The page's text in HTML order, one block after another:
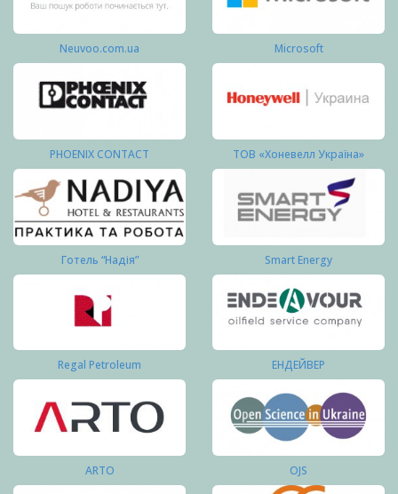
Neuvoo.com.ua Microsoft
PHOENIX CONTACT ТОВ «Хоневелл Україна»
Готель “Надія” Smart Energy
Regal Petroleum ЕНДЕЙВЕР
ARTO OJS